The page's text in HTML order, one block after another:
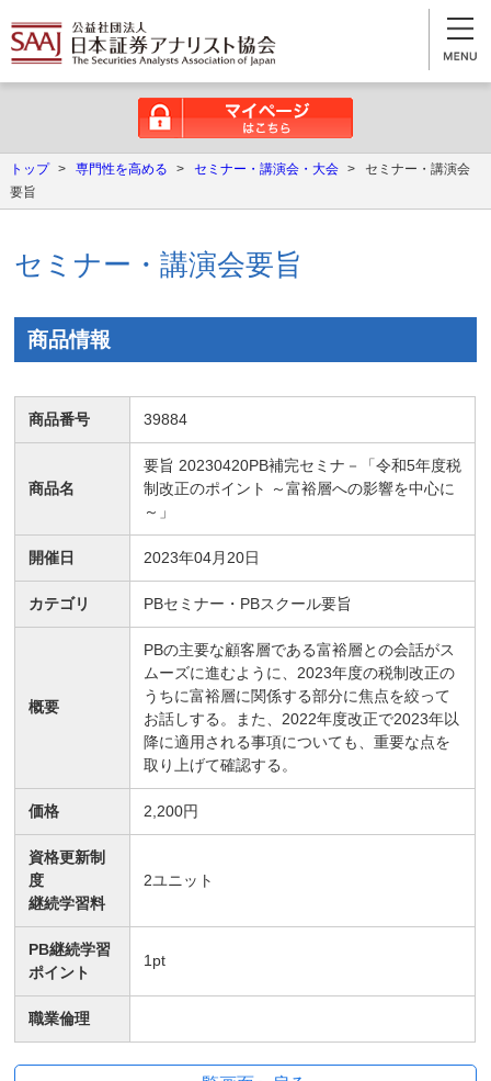
トップ > 専門性を高める > セミナー・講演会・大会 >
セミナー・講演会
要旨
セミナー・講演会要旨
商品情報
商品番号 39884
商品名
要旨 20230420PB補完セミナ－「令和5年度税
制改正のポイント ～富裕層への影響を中心に
～」
開催日 2023年04月20日
カテゴリ PBセミナー・PBスクール要旨
概要
PBの主要な顧客層である富裕層との会話がス
ムーズに進むように、2023年度の税制改正の
うちに富裕層に関係する部分に焦点を絞って
お話しする。また、2022年度改正で2023年以
降に適用される事項についても、重要な点を
取り上げて確認する。
価格 2,200円
資格更新制
度
継続学習料
2ユニット
PB継続学習
ポイント
1 pt
職業倫理